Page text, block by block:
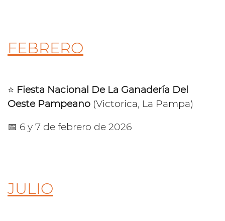
FEBRERO
⭐️ Fiesta Nacional De La Ganadería Del
Oeste Pampeano (Victorica, La Pampa)
📅 6 y 7 de febrero de 2026
JULIO